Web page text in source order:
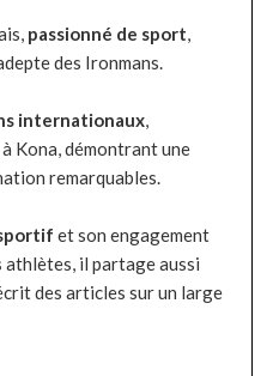
passionné de sport,
des Ironmans.
internationaux,
Kona, démontrant une
remarquables.
et son engagement
athlètes, il partage aussi
des articles sur un large